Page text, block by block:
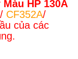
HP 130A
/ CF352A/
của các